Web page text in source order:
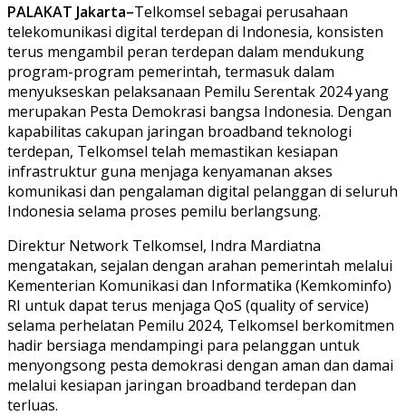
PALAKAT Jakarta–Telkomsel sebagai perusahaan
telekomunikasi digital terdepan di Indonesia, konsisten
terus mengambil peran terdepan dalam mendukung
program-program pemerintah, termasuk dalam
menyukseskan pelaksanaan Pemilu Serentak 2024 yang
merupakan Pesta Demokrasi bangsa Indonesia. Dengan
kapabilitas cakupan jaringan broadband teknologi
terdepan, Telkomsel telah memastikan kesiapan
infrastruktur guna menjaga kenyamanan akses
komunikasi dan pengalaman digital pelanggan di seluruh
Indonesia selama proses pemilu berlangsung.
Direktur Network Telkomsel, Indra Mardiatna
mengatakan, sejalan dengan arahan pemerintah melalui
Kementerian Komunikasi dan Informatika (Kemkominfo)
RI untuk dapat terus menjaga QoS (quality of service)
selama perhelatan Pemilu 2024, Telkomsel berkomitmen
hadir bersiaga mendampingi para pelanggan untuk
menyongsong pesta demokrasi dengan aman dan damai
melalui kesiapan jaringan broadband terdepan dan
terluas.